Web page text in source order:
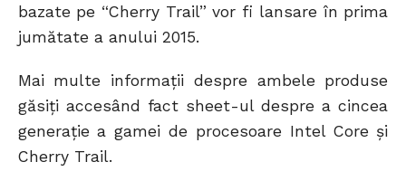
bazate pe “Cherry Trail” vor fi lansare în prima
jumătate a anului 2015.
Mai multe informații despre ambele produse
găsiți accesând fact sheet-ul despre a cincea
generație a gamei de procesoare Intel Core și
Cherry Trail.